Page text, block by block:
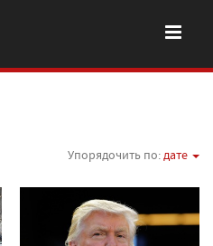
Упорядочить по:дате